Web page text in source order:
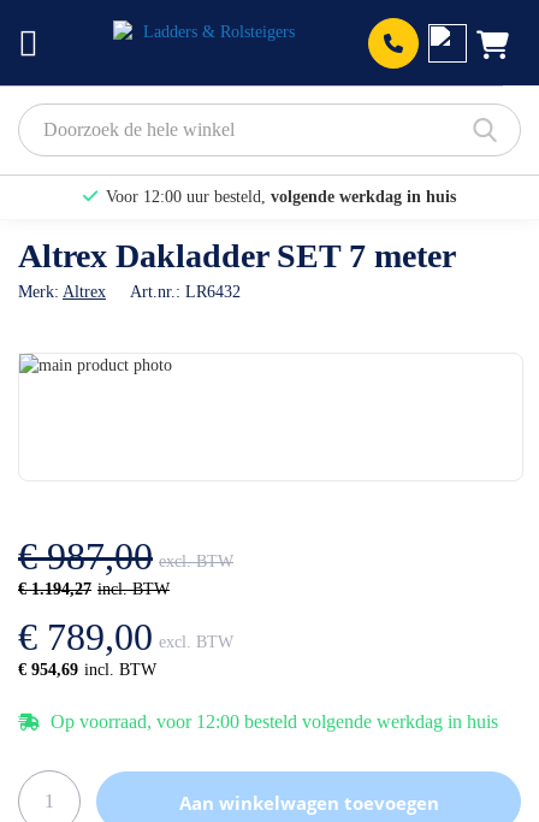
Voor 12:00 uur besteld, volgende werkdag in huis
Bekijk hier onze Actiepagina
Binnen 1 dag een
Altrex Dakladder SET 7 meter
Merk: Altrex Art.nr.: LR6432
Ga
gallerij
€ 1.194,27
€ 987,00
€ 954,69
€ 789,00
Op voorraad, voor 12:00 besteld volgende werkdag in huis
Aan winkelwagen toevoegen